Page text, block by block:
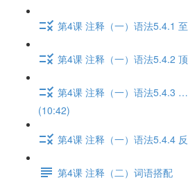
第4课 注释（一）语法5.4.1
第4课 注释（一）语法5.4.2
第4课 注释（一）语法5.4.3
(10:42)
第4课 注释（一）语法5.4.4
第4课 注释（二）词语搭配